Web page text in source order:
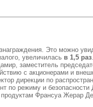
Это можно
увеличилась в 1,5 раз
заместитель
с акционерами и
дирекции по
по режиму и
продуктам Франсуа Жерар